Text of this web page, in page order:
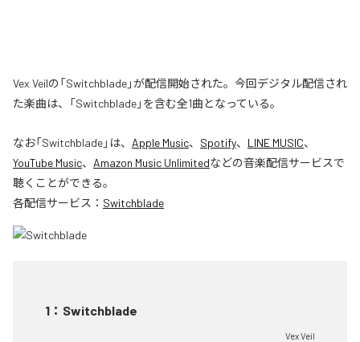
Vex Veilの「Switchblade」が配信開始された。今回デジタル配信され
た楽曲は、「Switchblade」を含む全1曲となっている。
なお「Switchblade」は、 Apple Music、 Spotify、 LINE MUSIC、
YouTube Music、 Amazon Music Unlimitedなどの音楽配信サービスで
聴くことができる。
各配信サービス： Switchblade
1 ： Switchblade
Vex Veil